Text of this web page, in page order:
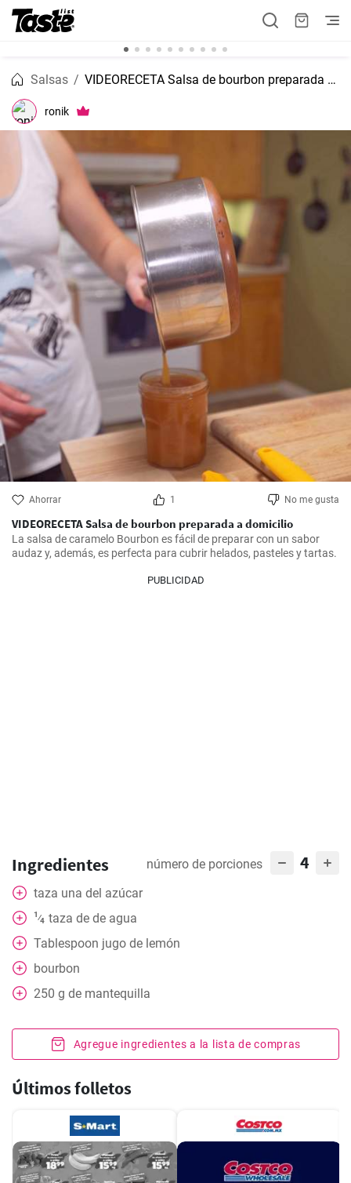
Salsas VIDEORECETA Salsa de bourbon preparada a domicilio
ronik
Ahorrar 1 No me gusta
VIDEORECETA Salsa de bourbon preparada a domicilio
La salsa de caramelo Bourbon es fácil de preparar con un sabor
audaz y, además, es perfecta para cubrir helados, pasteles y tartas.
PUBLICIDAD
Ingredientes número de porciones 4
taza una del azúcar
1⁄4 taza de de agua
Tablespoon jugo de lemón
bourbon
250 g de mantequilla
Agregue ingredientes a la lista de compras
Últimos folletos